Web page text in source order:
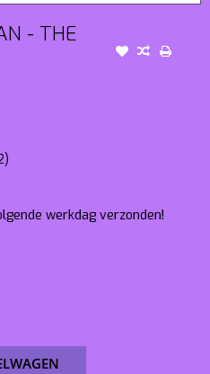
- THE
werkdag verzonden!